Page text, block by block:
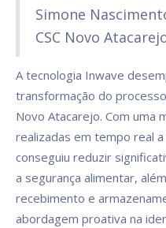
Simone
CSC Novo
A tecnologia Inwave
transformação do
Novo Atacarejo. Com uma
realizadas em tempo real
conseguiu reduzir
a segurança alimentar,
recebimento e
abordagem proativa na